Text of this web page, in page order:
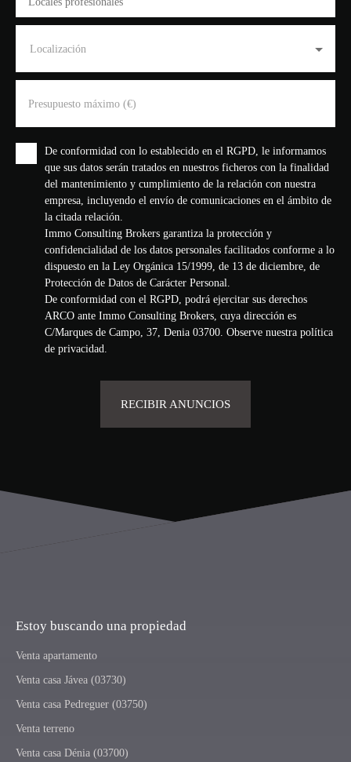
Localización
Presupuesto máximo (€)
De conformidad con lo establecido en el RGPD, le informamos
que sus datos serán tratados en nuestros ficheros con la finalidad
del mantenimiento y cumplimiento de la relación con nuestra
empresa, incluyendo el envío de comunicaciones en el ámbito de
la citada relación.
Immo Consulting Brokers garantiza la protección y
confidencialidad de los datos personales facilitados conforme a lo
dispuesto en la Ley Orgánica 15/1999, de 13 de diciembre, de
Protección de Datos de Carácter Personal.
De conformidad con el RGPD, podrá ejercitar sus derechos
ARCO ante Immo Consulting Brokers, cuya dirección es
C/Marques de Campo, 37, Denia 03700. Observe nuestra política
de privacidad
RECIBIR ANUNCIOS
Estoy buscando una propiedad
Venta apartamento
Venta casa Jávea (03730)
Venta casa Pedreguer (03750)
Venta terreno
Venta casa Dénia (03700)